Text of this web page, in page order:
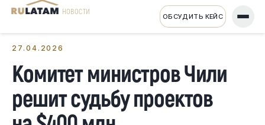
НОВОСТИ ОБСУДИТЬ КЕЙС
27.04.2026
Комитет министров Чили
решит судьбу проектов